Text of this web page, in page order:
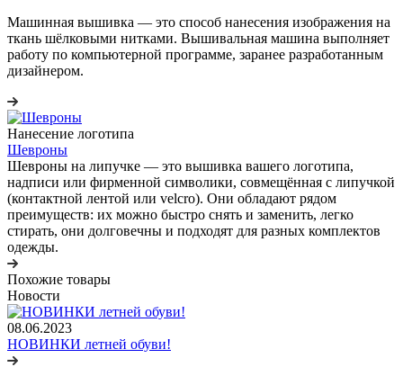
Машинная вышивка — это способ нанесения изображения на
ткань шёлковыми нитками. Вышивальная машина выполняет
работу по компьютерной программе, заранее разработанным
дизайнером.
Нанесение логотипа
Шевроны
Шевроны на липучке — это вышивка вашего логотипа,
надписи или фирменной символики, совмещённая с липучкой
(контактной лентой или velcro). Они обладают рядом
преимуществ: их можно быстро снять и заменить, легко
стирать, они долговечны и подходят для разных комплектов
одежды.
Похожие товары
Новости
08.06.2023
НОВИНКИ летней обуви!